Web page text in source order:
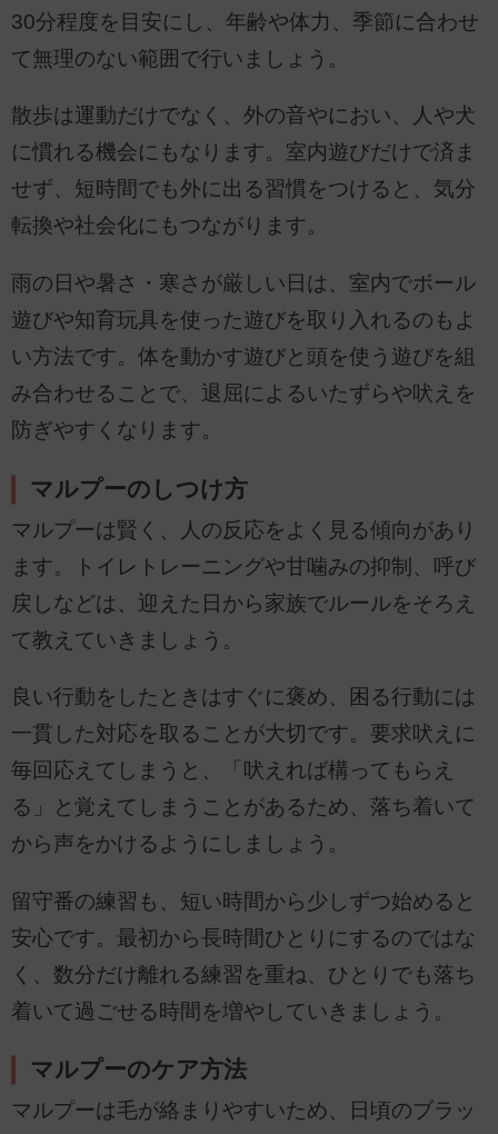
30分程度を目安にし、年齢や体力、季節に合わせ
て無理のない範囲で行いましょう。
散歩は運動だけでなく、外の音やにおい、人や犬
に慣れる機会にもなります。室内遊びだけで済ま
せず、短時間でも外に出る習慣をつけると、気分
転換や社会化にもつながります。
雨の日や暑さ・寒さが厳しい日は、室内でボール
遊びや知育玩具を使った遊びを取り入れるのもよ
い方法です。体を動かす遊びと頭を使う遊びを組
み合わせることで、退屈によるいたずらや吠えを
防ぎやすくなります。
マルプーのしつけ方
マルプーは賢く、人の反応をよく見る傾向があり
ます。トイレトレーニングや甘噛みの抑制、呼び
戻しなどは、迎えた日から家族でルールをそろえ
て教えていきましょう。
良い行動をしたときはすぐに褒め、困る行動には
一貫した対応を取ることが大切です。要求吠えに
毎回応えてしまうと、「吠えれば構ってもらえ
る」と覚えてしまうことがあるため、落ち着いて
から声をかけるようにしましょう。
留守番の練習も、短い時間から少しずつ始めると
安心です。最初から長時間ひとりにするのではな
く、数分だけ離れる練習を重ね、ひとりでも落ち
着いて過ごせる時間を増やしていきましょう。
マルプーのケア方法
マルプーは毛が絡まりやすいため、日頃のブラッ